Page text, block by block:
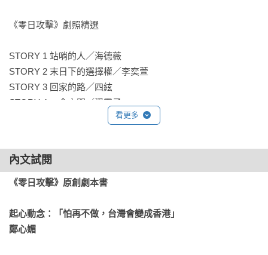
伊格言｜作家
尉遲秀｜台灣法語譯者協會理事長
劉梓潔｜作家、編劇
《零日攻擊》劇照精選
STORY 1 站哨的人／海德薇
STORY 2 末日下的選擇權／李奕萱
STORY 3 回家的路／四絃
STORY 4 一念之間／浮靈子
看更多
內文試閱
《零日攻擊》原創劇本書
起心動念：「怕再不做，台灣會變成香港」
鄭心媚